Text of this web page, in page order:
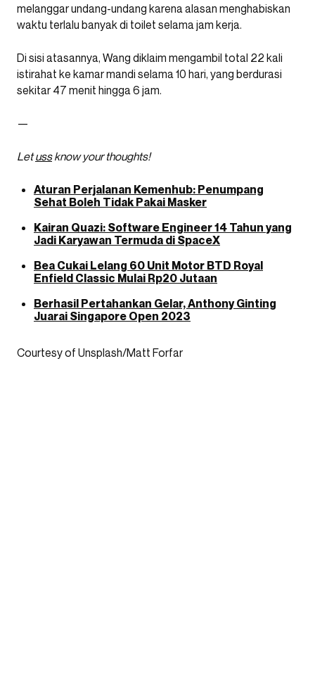
melanggar undang-undang karena alasan menghabiskan
waktu terlalu banyak di toilet selama jam kerja.
Di sisi atasannya, Wang diklaim mengambil total 22 kali
istirahat ke kamar mandi selama 10 hari, yang berdurasi
sekitar 47 menit hingga 6 jam.
—
Letussknow your thoughts!
Aturan Perjalanan Kemenhub: Penumpang
Sehat Boleh Tidak Pakai Masker
Kairan Quazi: Software Engineer 14 Tahun yang
Jadi Karyawan Termuda di SpaceX
Bea Cukai Lelang 60 Unit Motor BTD Royal
Enfield Classic Mulai Rp20 Jutaan
Berhasil Pertahankan Gelar, Anthony Ginting
Juarai Singapore Open 2023
Courtesy of Unsplash/Matt Forfar